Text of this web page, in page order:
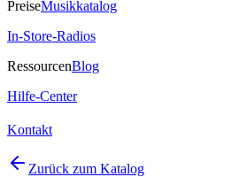
PreiseMusikkatalog
In-Store-Radios
RessourcenBlog
Hilfe-Center
Kontakt
Zurück zum Katalog